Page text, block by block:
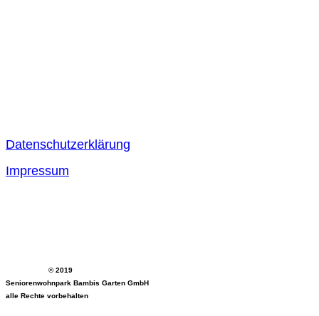
Datenschutzerklärung
Impressum
© 2019
Seniorenwohnpark Bambis Garten GmbH
alle Rechte vorbehalten